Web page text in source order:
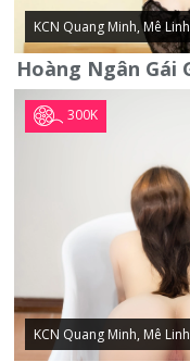
KCN Quang Minh, Mê Linh
300K
KCN Quang Minh, Mê Linh